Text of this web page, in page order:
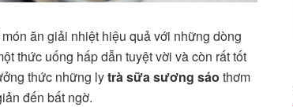
ăn giải nhiệt hiệu quả với những dòng
thức uống hấp dẫn tuyệt vời và còn rất tốt
thức những lytrà sữa sương sáo thơm
đến bất ngờ.